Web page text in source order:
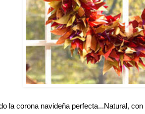
la corona navideña perfecta...Natural,